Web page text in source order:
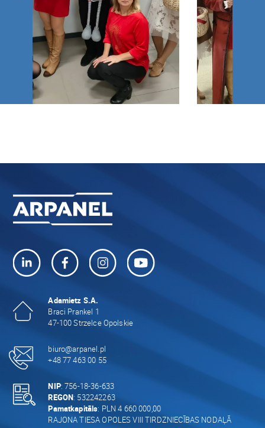
Adamietz S.A.
Braci Prankel 1
47-100 Strzelce Opolskie
biuro@arpanel.pl
+48 77 463 00 55
NIP: 756-18-36-633
REGON: 532242263
Pamatkapitāls: PLN 4 660 000,00
RAJONA TIESA OPOLES VIII TIRDZNIECĪBAS NODAĻĀ